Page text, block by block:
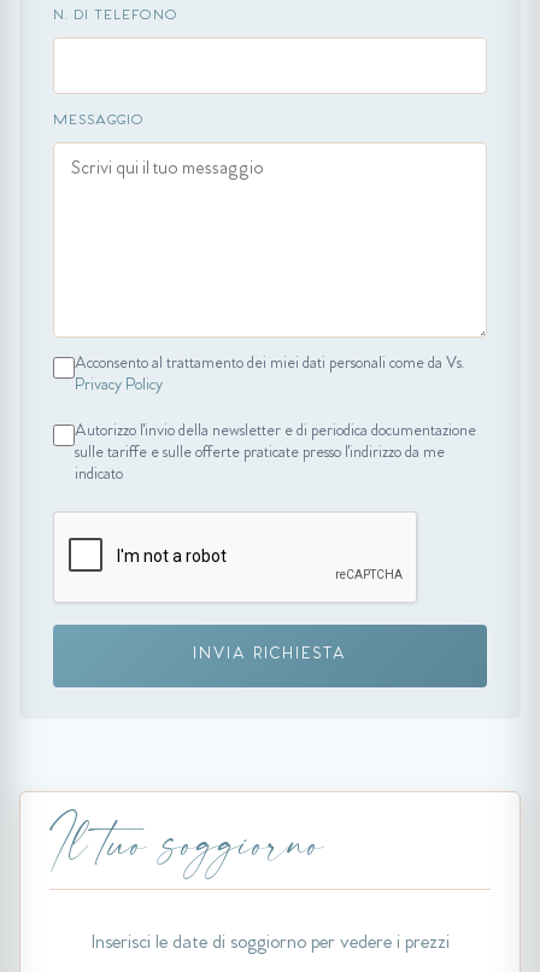
N. DI TELEFONO
MESSAGGIO
Acconsento al trattamento dei miei dati personali come da Vs.
Privacy Policy
Autorizzo l'invio della newsletter e di periodica documentazione
sulle tariffe e sulle offerte praticate presso l'indirizzo da me
indicato
INVIA RICHIESTA
Il tuo soggiorno
Inserisci le date di soggiorno per vedere i prezzi